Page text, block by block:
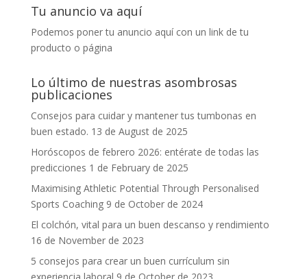
Tu anuncio va aquí
Podemos poner tu anuncio aquí con un link de tu
producto o página
Lo último de nuestras asombrosas
publicaciones
Consejos para cuidar y mantener tus tumbonas en
buen estado. 13 de August de 2025
Horóscopos de febrero 2026: entérate de todas las
predicciones 1 de February de 2025
Maximising Athletic Potential Through Personalised
Sports Coaching 9 de October de 2024
El colchón, vital para un buen descanso y rendimiento
16 de November de 2023
5 consejos para crear un buen currículum sin